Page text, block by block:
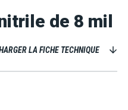
de 8 mil
LA FICHE TECHNIQUE